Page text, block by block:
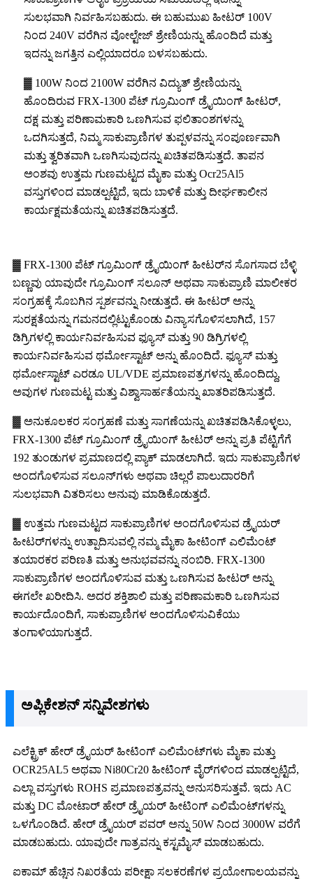
ಸುಲಭವಾಗಿ ನಿರ್ವಹಿಸಬಹುದು. ಈ ಬಹುಮುಖ ಹೀಟರ್ 100V
ನಿಂದ 240V ವರೆಗಿನ ವೋಲ್ಟೇಜ್ ಶ್ರೇಣಿಯನ್ನು ಹೊಂದಿದೆ ಮತ್ತು
ಇದನ್ನು ಜಗತ್ತಿನ ಎಲ್ಲಿಯಾದರೂ ಬಳಸಬಹುದು.
▓ 100W ನಿಂದ 2100W ವರೆಗಿನ ವಿದ್ಯುತ್ ಶ್ರೇಣಿಯನ್ನು
ಹೊಂದಿರುವ FRX-1300 ಪೆಟ್ ಗ್ರೂಮಿಂಗ್ ಡ್ರೈಯಿಂಗ್ ಹೀಟರ್,
ದಕ್ಷ ಮತ್ತು ಪರಿಣಾಮಕಾರಿ ಒಣಗಿಸುವ ಫಲಿತಾಂಶಗಳನ್ನು
ಒದಗಿಸುತ್ತದೆ, ನಿಮ್ಮ ಸಾಕುಪ್ರಾಣಿಗಳ ತುಪ್ಪಳವನ್ನು ಸಂಪೂರ್ಣವಾಗಿ
ಮತ್ತು ತ್ವರಿತವಾಗಿ ಒಣಗಿಸುವುದನ್ನು ಖಚಿತಪಡಿಸುತ್ತದೆ. ತಾಪನ
ಅಂಶವು ಉತ್ತಮ ಗುಣಮಟ್ಟದ ಮೈಕಾ ಮತ್ತು Ocr25Al5
ವಸ್ತುಗಳಿಂದ ಮಾಡಲ್ಪಟ್ಟಿದೆ, ಇದು ಬಾಳಿಕೆ ಮತ್ತು ದೀರ್ಘಕಾಲೀನ
ಕಾರ್ಯಕ್ಷಮತೆಯನ್ನು ಖಚಿತಪಡಿಸುತ್ತದೆ.
▓ FRX-1300 ಪೆಟ್ ಗ್ರೂಮಿಂಗ್ ಡ್ರೈಯಿಂಗ್ ಹೀಟರ್‌ನ ಸೊಗಸಾದ ಬೆಳ್ಳಿ
ಬಣ್ಣವು ಯಾವುದೇ ಗ್ರೂಮಿಂಗ್ ಸಲೂನ್ ಅಥವಾ ಸಾಕುಪ್ರಾಣಿ ಮಾಲೀಕರ
ಸಂಗ್ರಹಕ್ಕೆ ಸೊಬಗಿನ ಸ್ಪರ್ಶವನ್ನು ನೀಡುತ್ತದೆ. ಈ ಹೀಟರ್ ಅನ್ನು
ಸುರಕ್ಷತೆಯನ್ನು ಗಮನದಲ್ಲಿಟ್ಟುಕೊಂಡು ವಿನ್ಯಾಸಗೊಳಿಸಲಾಗಿದೆ, 157
ಡಿಗ್ರಿಗಳಲ್ಲಿ ಕಾರ್ಯನಿರ್ವಹಿಸುವ ಫ್ಯೂಸ್ ಮತ್ತು 90 ಡಿಗ್ರಿಗಳಲ್ಲಿ
ಕಾರ್ಯನಿರ್ವಹಿಸುವ ಥರ್ಮೋಸ್ಟಾಟ್ ಅನ್ನು ಹೊಂದಿದೆ. ಫ್ಯೂಸ್ ಮತ್ತು
ಥರ್ಮೋಸ್ಟಾಟ್ ಎರಡೂ UL/VDE ಪ್ರಮಾಣಪತ್ರಗಳನ್ನು ಹೊಂದಿದ್ದು,
ಅವುಗಳ ಗುಣಮಟ್ಟ ಮತ್ತು ವಿಶ್ವಾಸಾರ್ಹತೆಯನ್ನು ಖಾತರಿಪಡಿಸುತ್ತದೆ.
▓ ಅನುಕೂಲಕರ ಸಂಗ್ರಹಣೆ ಮತ್ತು ಸಾಗಣೆಯನ್ನು ಖಚಿತಪಡಿಸಿಕೊಳ್ಳಲು,
FRX-1300 ಪೆಟ್ ಗ್ರೂಮಿಂಗ್ ಡ್ರೈಯಿಂಗ್ ಹೀಟರ್ ಅನ್ನು ಪ್ರತಿ ಪೆಟ್ಟಿಗೆಗೆ
192 ತುಂಡುಗಳ ಪ್ರಮಾಣದಲ್ಲಿ ಪ್ಯಾಕ್ ಮಾಡಲಾಗಿದೆ. ಇದು ಸಾಕುಪ್ರಾಣಿಗಳ
ಅಂದಗೊಳಿಸುವ ಸಲೂನ್‌ಗಳು ಅಥವಾ ಚಿಲ್ಲರೆ ಪಾಲುದಾರರಿಗೆ
ಸುಲಭವಾಗಿ ವಿತರಿಸಲು ಅನುವು ಮಾಡಿಕೊಡುತ್ತದೆ.
▓ ಉತ್ತಮ ಗುಣಮಟ್ಟದ ಸಾಕುಪ್ರಾಣಿಗಳ ಅಂದಗೊಳಿಸುವ ಡ್ರೈಯರ್
ಹೀಟರ್‌ಗಳನ್ನು ಉತ್ಪಾದಿಸುವಲ್ಲಿ ನಮ್ಮ ಮೈಕಾ ಹೀಟಿಂಗ್ ಎಲಿಮೆಂಟ್
ತಯಾರಕರ ಪರಿಣತಿ ಮತ್ತು ಅನುಭವವನ್ನು ನಂಬಿರಿ. FRX-1300
ಸಾಕುಪ್ರಾಣಿಗಳ ಅಂದಗೊಳಿಸುವ ಮತ್ತು ಒಣಗಿಸುವ ಹೀಟರ್ ಅನ್ನು
ಈಗಲೇ ಖರೀದಿಸಿ. ಅದರ ಶಕ್ತಿಶಾಲಿ ಮತ್ತು ಪರಿಣಾಮಕಾರಿ ಒಣಗಿಸುವ
ಕಾರ್ಯದೊಂದಿಗೆ, ಸಾಕುಪ್ರಾಣಿಗಳ ಅಂದಗೊಳಿಸುವಿಕೆಯು
ತಂಗಾಳಿಯಾಗುತ್ತದೆ.
ಅಪ್ಲಿಕೇಶನ್ ಸನ್ನಿವೇಶಗಳು
ಎಲೆಕ್ಟ್ರಿಕ್ ಹೇರ್ ಡ್ರೈಯರ್ ಹೀಟಿಂಗ್ ಎಲಿಮೆಂಟ್‌ಗಳು ಮೈಕಾ ಮತ್ತು
OCR25AL5 ಅಥವಾ Ni80Cr20 ಹೀಟಿಂಗ್ ವೈರ್‌ಗಳಿಂದ ಮಾಡಲ್ಪಟ್ಟಿದೆ,
ಎಲ್ಲಾ ವಸ್ತುಗಳು ROHS ಪ್ರಮಾಣಪತ್ರವನ್ನು ಅನುಸರಿಸುತ್ತವೆ. ಇದು AC
ಮತ್ತು DC ಮೋಟಾರ್ ಹೇರ್ ಡ್ರೈಯರ್ ಹೀಟಿಂಗ್ ಎಲಿಮೆಂಟ್‌ಗಳನ್ನು
ಒಳಗೊಂಡಿದೆ. ಹೇರ್ ಡ್ರೈಯರ್ ಪವರ್ ಅನ್ನು 50W ನಿಂದ 3000W ವರೆಗೆ
ಮಾಡಬಹುದು. ಯಾವುದೇ ಗಾತ್ರವನ್ನು ಕಸ್ಟಮೈಸ್ ಮಾಡಬಹುದು.
ಐಕಾಮ್ ಹೆಚ್ಚಿನ ನಿಖರತೆಯ ಪರೀಕ್ಷಾ ಸಲಕರಣೆಗಳ ಪ್ರಯೋಗಾಲಯವನ್ನು